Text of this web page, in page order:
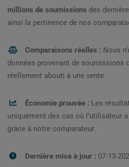
millions de soumissions des
ainsi la pertinence de nos
Comparaisons réelles : Nous
données provenant de soumissions
réellement abouti à une vente.
Économie prouvée : Les
uniquement des cas où l’utilisateur
grâce à notre comparateur.
Dernière mise à jour : 07-13-